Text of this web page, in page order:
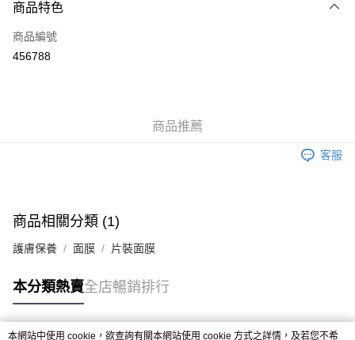
信用卡
Apple Pay
商品特色
商品編號
456788
商品推薦
客服
商品相關分類 (1)
護膚保養 面膜 片裝面膜
本分類熱賣全店暢銷排行
本網站中使用 cookie，欲查詢有關本網站使用 cookie 方式之詳情，及若您不希